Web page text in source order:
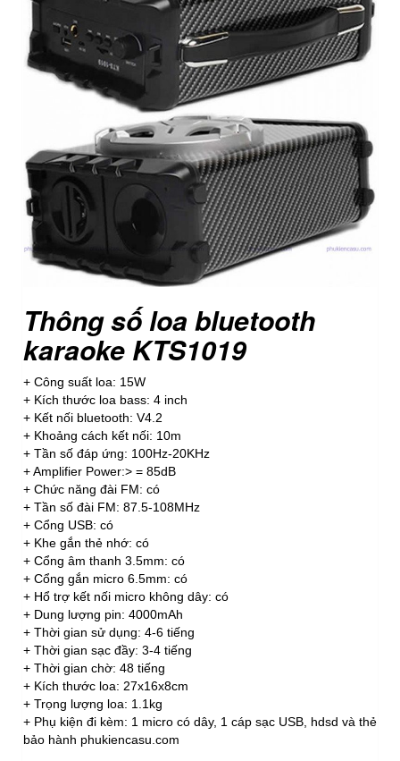
Thông số loa bluetooth
karaoke KTS1019
+ Công suất loa: 15W
+ Kích thước loa bass: 4 inch
+ Kết nối bluetooth: V4.2
+ Khoảng cách kết nối: 10m
+ Tần số đáp ứng: 100Hz-20KHz
+ Amplifier Power:> = 85dB
+ Chức năng đài FM: có
+ Tần số đài FM: 87.5-108MHz
+ Cổng USB: có
+ Khe gắn thẻ nhớ: có
+ Cổng âm thanh 3.5mm: có
+ Cổng gắn micro 6.5mm: có
+ Hổ trợ kết nối micro không dây: có
+ Dung lượng pin: 4000mAh
+ Thời gian sử dụng: 4-6 tiếng
+ Thời gian sạc đầy: 3-4 tiếng
+ Thời gian chờ: 48 tiếng
+ Kích thước loa: 27x16x8cm
+ Trọng lượng loa: 1.1kg
+ Phụ kiện đi kèm: 1 micro có dây, 1 cáp sạc USB, hdsd và thẻ
bảo hành phukiencasu.com